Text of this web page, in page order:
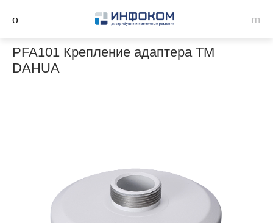
PFA101 Крепление адаптера ТМ
DAHUA